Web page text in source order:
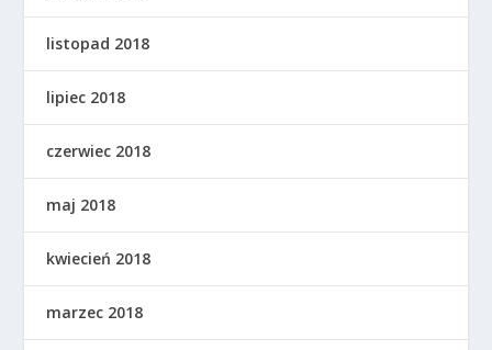
listopad 2018
lipiec 2018
czerwiec 2018
maj 2018
kwiecień 2018
marzec 2018